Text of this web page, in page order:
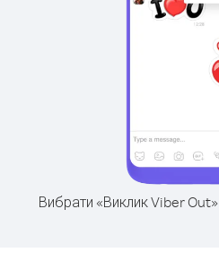
Вибрати «Виклик Viber